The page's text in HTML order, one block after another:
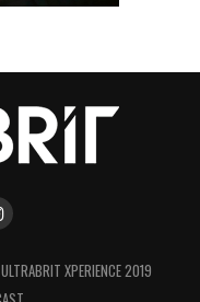
ULTRABRIT XPERIENCE 2019